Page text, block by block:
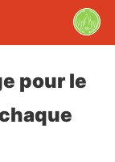
pour le